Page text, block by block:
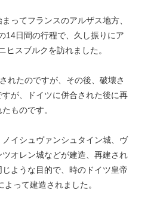
ってフランスのアルザス地方、
14日間の行程で、久し振りにア
ヒスブルクを訪れました。
れたのですが、その後、破壊さ
が、ドイツに併合された後に再
ものです。
ノイシュヴァンシュタイン城、ヴ
オレン城などが建造、再建され
ような目的で、時のドイツ皇帝
って建造されました。